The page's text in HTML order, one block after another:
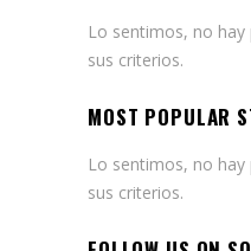
Lo sentimos, no
sus criterios.
MOST POPULAR
Lo sentimos, no
sus criterios.